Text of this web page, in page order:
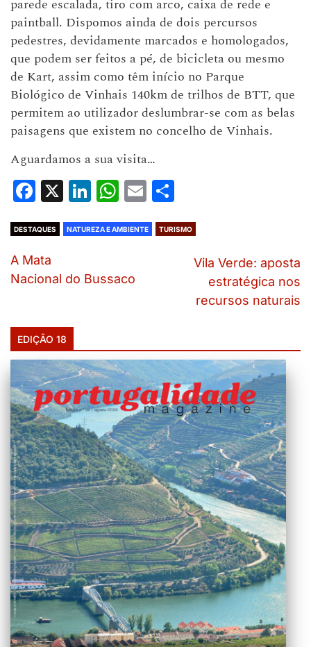
parede escalada, tiro com arco, caixa de rede e
paintball. Dispomos ainda de dois percursos
pedestres, devidamente marcados e homologados,
que podem ser feitos a pé, de bicicleta ou mesmo
de Kart, assim como têm início no Parque
Biológico de Vinhais 140km de trilhos de BTT, que
permitem ao utilizador deslumbrar-se com as belas
paisagens que existem no concelho de Vinhais.
Aguardamos a sua visita…
Facebook
X LinkedIn
WhatsApp
Email
DESTAQUES NATUREZA E AMBIENTE TURISMO
A Mata
Nacional do Bussaco
Vila Verde: aposta
estratégica nos
recursos naturais
EDIÇÃO 18